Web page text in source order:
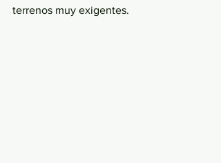
terrenos muy exigentes.